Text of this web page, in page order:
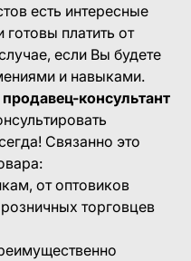
есть интересные
платить от
если Вы будете
и навыками.
консультант
Связанно это
от оптовиков
торговцев